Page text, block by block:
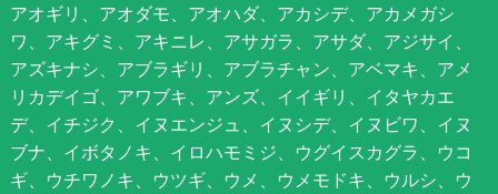
アオギリ、アオダモ、アオハダ、アカシデ、アカメガシ
ワ、アキグミ、アキニレ、アサガラ、アサダ、アジサイ、
アズキナシ、アブラギリ、アブラチャン、アベマキ、アメ
リカデイゴ、アワブキ、アンズ、イイギリ、イタヤカエ
デ、イチジク、イヌエンジュ、イヌシデ、イヌビワ、イヌ
ブナ、イボタノキ、イロハモミジ、ウグイスカグラ、ウコ
ギ、ウチワノキ、ウツギ、ウメ、ウメモドキ、ウルシ、ウ